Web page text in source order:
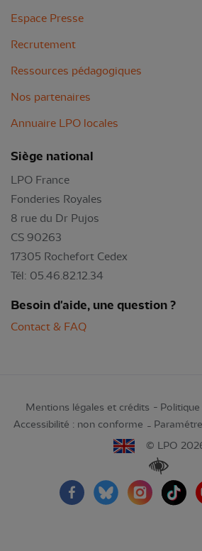
Espace Presse
Recrutement
Ressources pédagogiques
Nos partenaires
Annuaire LPO locales
Siège national
LPO France
Fonderies Royales
8 rue du Dr Pujos
CS 90263
17305 Rochefort Cedex
Tél: 05.46.82.12.34
Besoin d'aide, une question ?
Contact & FAQ
Mentions légales et crédits
Accessibilité : non conforme
© LPO